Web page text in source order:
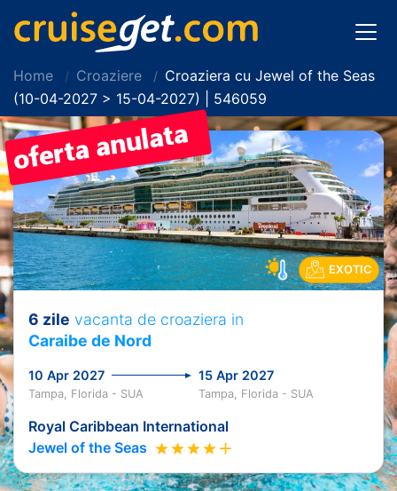
Home Croaziere
Croaziera cu Jewel of the Seas
(10-04-2027 > 15-04-2027) | 546059
EXOTIC
6 zile vacanta de croaziera in
Caraibe de Nord
10 Apr 2027 15 Apr 2027
Tampa, Florida - SUA Tampa, Florida - SUA
Royal Caribbean International
Jewel of the Seas